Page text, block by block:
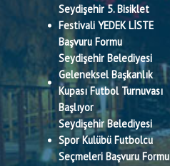
Seydişehir 5. Bisiklet
Festivali YEDEK LİSTE
Başvuru Formu
Seydişehir Belediyesi
Geleneksel Başkanlık
Kupası Futbol Turnuvası
Başlıyor
Seydişehir Belediyesi
Spor Kulübü Futbolcu
Seçmeleri Başvuru Formu